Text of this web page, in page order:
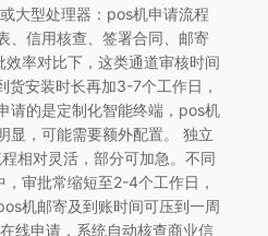
大型处理器：pos机申请流程
、信用核查、签署合同、邮寄
率对比下，这类通道审核时间
安装时长再加3-7个工作日，
请的是定制化智能终端，pos机
显，可能需要额外配置。 独立
相对灵活，部分可加急。不同
审批常缩短至2-4个工作日，
机邮寄及到账时间可压到一周
线申请，系统自动核查商业信